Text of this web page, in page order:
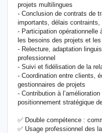
projets multilingues
- Conclusion de contrats de
importants, délais
- Participation
les besoins des projets et
- Relecture, adaptation
professionnel
- Suivi et fidélisation de la
- Coordination entre clients,
gestionnaires de projets
- Contribution à
positionnement stratégique
✅ Double compétence :
✅ Usage professionnel des